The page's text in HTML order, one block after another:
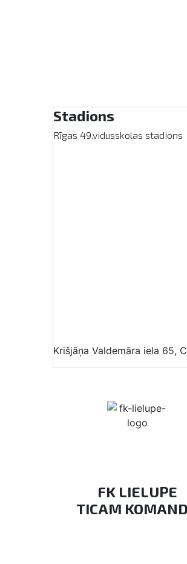
Stadions
Rīgas 49.vidusskolas stadions
Krišjāņa Valdemāra iela 65,
FK LIELUPE
TICAM